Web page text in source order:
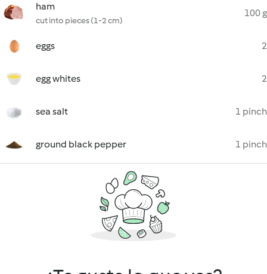
ham
cut into pieces (1-2 cm)
100 g
eggs 2
egg whites 2
sea salt 1 pinch
ground black pepper 1 pinch